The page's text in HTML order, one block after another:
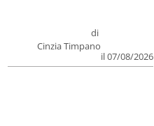
di
Cinzia Timpano
il 07/08/2026